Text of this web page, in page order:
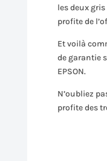
les deux
profite de
Et voilà
de garantie
EPSON.
N’oubliez
profite des